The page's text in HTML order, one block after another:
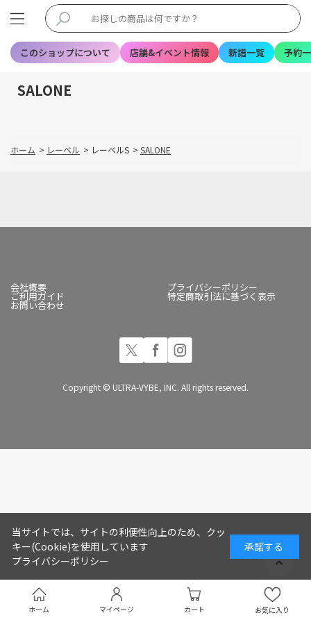
このショップについて 店舗&イベント情報 新譜一覧 予約
ホーム マイページ カート お気に入り
SALONE
ホーム > レーベル > レーベルS > SALONE
会社概要 プライバシーポリシー
ご利用ガイド 特定商取引法に基づく表示
お問い合わせ
Copyright © ULTRA-VYBE, INC. All rights reserved.
当サイトでは、サイトの利便性向上のため、クッ
キー(Cookie)を使用しています
プライバシーポリシー
承諾する